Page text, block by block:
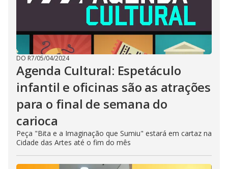
DO R7/05/04/2024
Agenda Cultural: Espetáculo
infantil e oficinas são as atrações
para o final de semana do
carioca
Peça "Bita e a Imaginação que Sumiu" estará em cartaz na
Cidade das Artes até o fim do mês